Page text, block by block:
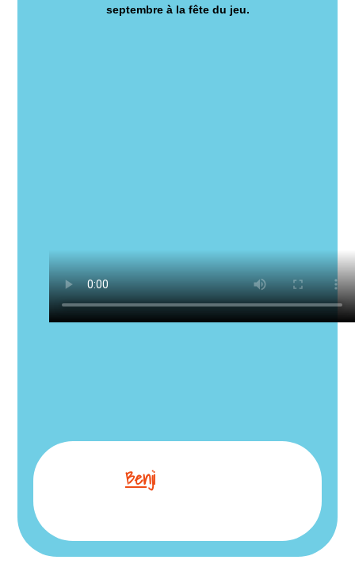
septembre à la fête du jeu.
Benji